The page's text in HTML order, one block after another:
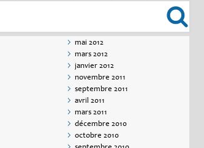
mai 2012
mars 2012
janvier 2012
novembre 2011
septembre 2011
avril 2011
mars 2011
décembre 2010
octobre 2010